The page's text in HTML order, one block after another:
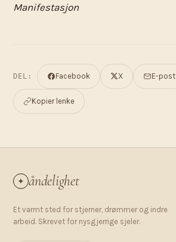
Manifestasjon
DEL: Facebook X E-post
Kopier lenke
✦ åndelighet
Et varmt sted for stjerner, drømmer og indre
arbeid. Skrevet for nysgjerrige sjeler.